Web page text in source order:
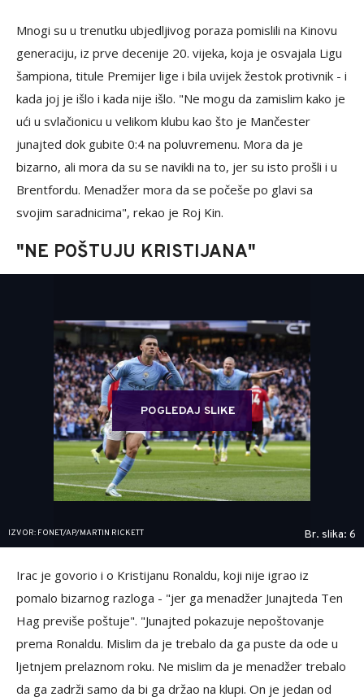
Mnogi su u trenutku ubjedljivog poraza pomislili na Kinovu
generaciju, iz prve decenije 20. vijeka, koja je osvajala Ligu
šampiona, titule Premijer lige i bila uvijek žestok protivnik - i
kada joj je išlo i kada nije išlo. "Ne mogu da zamislim kako je
ući u svlačionicu u velikom klubu kao što je Mančester
junajted dok gubite 0:4 na poluvremenu. Mora da je
bizarno, ali mora da su se navikli na to, jer su isto prošli i u
Brentfordu. Menadžer mora da se počeše po glavi sa
svojim saradnicima", rekao je Roj Kin.
"NE POŠTUJU KRISTIJANA"
POGLEDAJ SLIKE
IZVOR: FONET/AP/MARTIN RICKETT Br. slika: 6
Irac je govorio i o Kristijanu Ronaldu, koji nije igrao iz
pomalo bizarnog razloga - "jer ga menadžer Junajteda Ten
Hag previše poštuje". "Junajted pokazuje nepoštovanje
prema Ronaldu. Mislim da je trebalo da ga puste da ode u
ljetnjem prelaznom roku. Ne mislim da je menadžer trebalo
da ga zadrži samo da bi ga držao na klupi. On je jedan od